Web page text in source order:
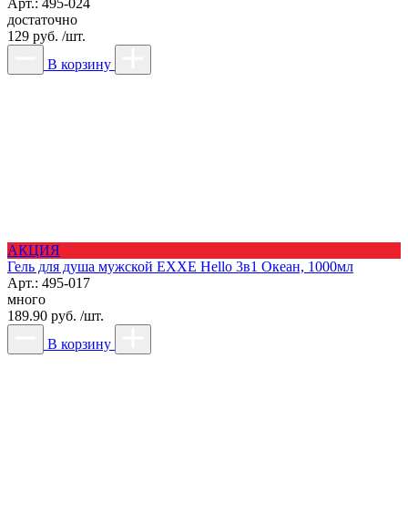
достаточно
129 руб. /шт.
В корзину
АКЦИЯ
Гель для душа мужской EXXE Hello 3в1 Океан, 1000мл
Арт.: 495-017
много
189.90 руб. /шт.
В корзину